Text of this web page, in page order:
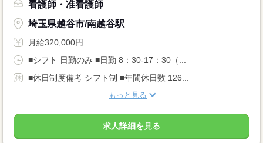
看護師・准看護師
埼玉県越谷市/南越谷駅
月給320,000円
■シフト 日勤のみ ■日勤 8：30-17：30（...
■休日制度備考 シフト制 ■年間休日数 126...
もっと見る
求人詳細を見る